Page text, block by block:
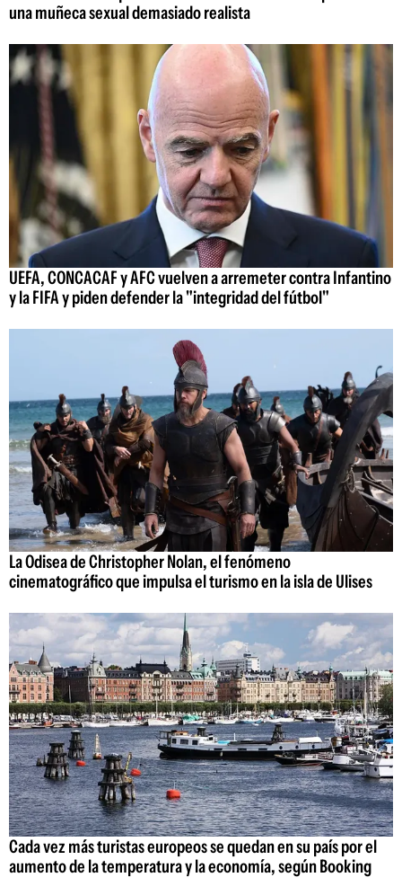
una muñeca sexual demasiado realista
UEFA, CONCACAF y AFC vuelven a arremeter contra Infantino
y la FIFA y piden defender la "integridad del fútbol"
La Odisea de Christopher Nolan, el fenómeno
cinematográfico que impulsa el turismo en la isla de Ulises
Cada vez más turistas europeos se quedan en su país por el
aumento de la temperatura y la economía, según Booking